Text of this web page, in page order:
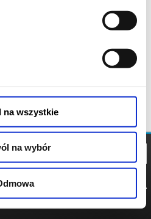
na wszystkie
na wybór
POLITYKA